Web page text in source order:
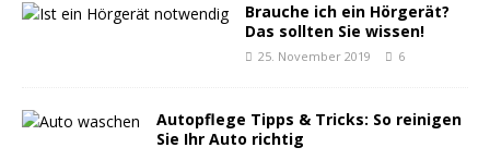
Brauche ich ein Hörgerät?
Das sollten Sie wissen!
25. November 2019 6
Autopflege Tipps & Tricks: So reinigen
Sie Ihr Auto richtig